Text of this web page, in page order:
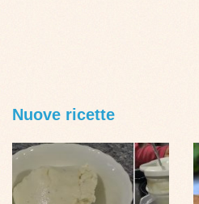
Nuove ricette